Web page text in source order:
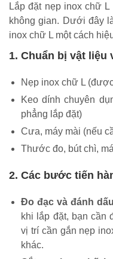
Lắp đặt nẹp inox chữ
không gian. Dưới đây
inox chữ L một cách
1. Chuẩn bị vật liệu
Nẹp inox chữ L
Keo dính chuyên
phẳng lắp đặt)
Cưa, máy mài (nếu
Thước đo, bút chì,
2. Các bước tiến
Đo đạc và đánh
khi lắp đặt, bạn cần
vị trí cần gắn nẹp
khác.